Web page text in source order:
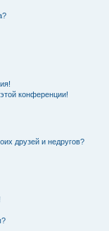
конференции!
друзей и недругов?